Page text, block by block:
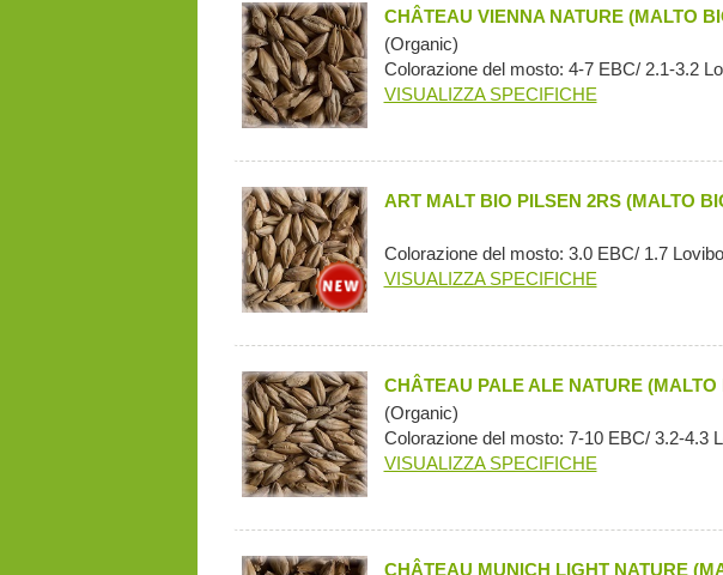
CHÂTEAU VIENNA NATURE (MALTO
(Organic)
Colorazione del mosto: 4-7 EBC/ 2.1-3.2
VISUALIZZA SPECIFICHE
ART MALT BIO PILSEN 2RS (MALTO
Colorazione del mosto: 3.0 EBC/ 1.7
VISUALIZZA SPECIFICHE
CHÂTEAU PALE ALE NATURE
(Organic)
Colorazione del mosto: 7-10 EBC/ 3.2-4.3
VISUALIZZA SPECIFICHE
CHÂTEAU MUNICH LIGHT NATURE